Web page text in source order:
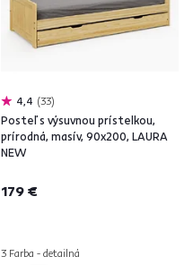
4,4 33
Posteľ s výsuvnou prístelkou,
prírodná, masív, 90x200, LAURA
NEW
179 €
3 Farba - detailná